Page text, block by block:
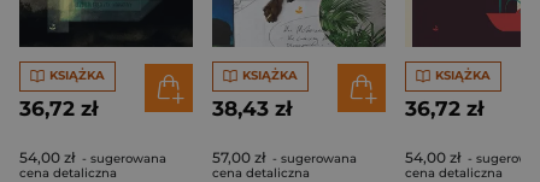
KSIĄŻKA
36,72 zł
54,00 zł - sugerowana
cena detaliczna
KSIĄŻKA
38,43 zł
57,00 zł - sugerowana
cena detaliczna
KSIĄŻKA
36,72 zł
54,00 zł -
cena detaliczna